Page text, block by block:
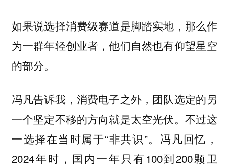
如果说选择消费级赛道是脚踏实地，那么作
为一群年轻创业者，他们自然也有仰望星空
的部分。
冯凡告诉我，消费电子之外，团队选定的另
一个坚定不移的方向就是太空光伏。不过这
一选择在当时属于“非共识”。冯凡回忆，
2024年时，国内一年只有100到200颗卫